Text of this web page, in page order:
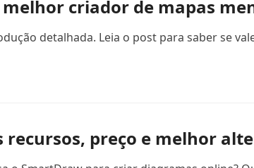
criador de mapas
detalhada. Leia o post para saber se
recursos, preço e melhor